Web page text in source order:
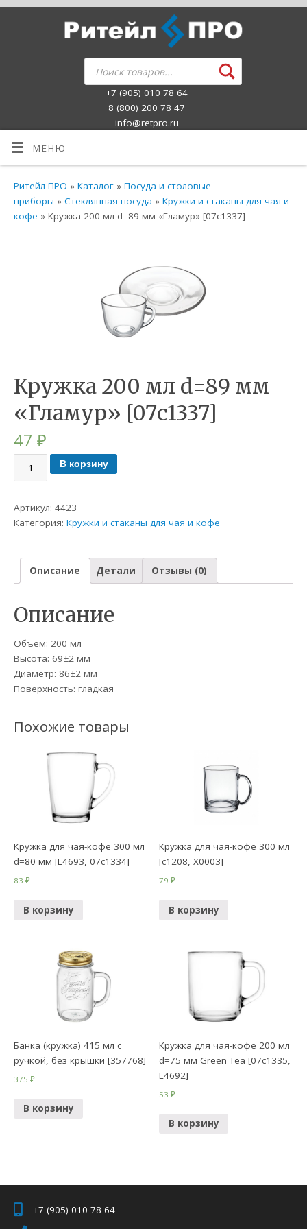
+7 (905) 010 78 64
8 (800) 200 78 47
info@retpro.ru
МЕНЮ
Ритейл ПРО »Каталог »Посуда и столовые
приборы »Стеклянная посуда »Кружки и стаканы для чая и
кофе » Кружка 200 мл d=89 мм «Гламур» [07с1337]
Кружка 200 мл d=89 мм
«Гламур» [07с1337]
47₽
В корзину
Артикул:4423
Категория:Кружки и стаканы для чая и кофе
Описание Детали Отзывы (0)
Описание
Объем: 200 мл
Высота: 69±2 мм
Диаметр: 86±2 мм
Поверхность: гладкая
Похожие товары
Кружка для чая-кофе 300 мл
d=80 мм [L4693, 07с1334]
83₽
В корзину
Кружка для чая-кофе 300 мл
[с1208, Х0003]
79₽
В корзину
Банка (кружка) 415 мл с
ручкой, без крышки [357768]
375₽
В корзину
Кружка для чая-кофе 200 мл
d=75 мм Green Tea [07с1335,
L4692]
53₽
В корзину
+7 (905) 010 78 64